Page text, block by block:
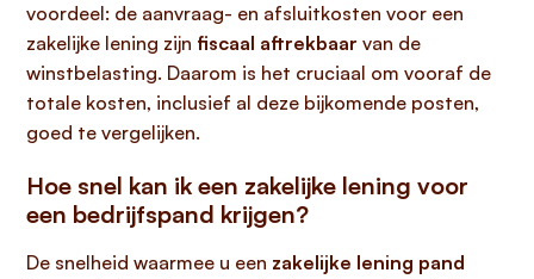
voordeel: de aanvraag- en afsluitkosten voor een
zakelijke lening zijn fiscaal aftrekbaar van de
winstbelasting. Daarom is het cruciaal om vooraf de
totale kosten, inclusief al deze bijkomende posten,
goed te vergelijken.
Hoe snel kan ik een zakelijke lening voor
een bedrijfspand krijgen?
De snelheid waarmee u een zakelijke lening pand